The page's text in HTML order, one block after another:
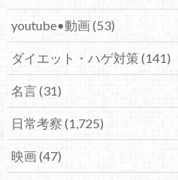
youtube•動画(53)
ダイエット・ハゲ対策(141)
名言(31)
日常考察 (1,725)
映画(47)